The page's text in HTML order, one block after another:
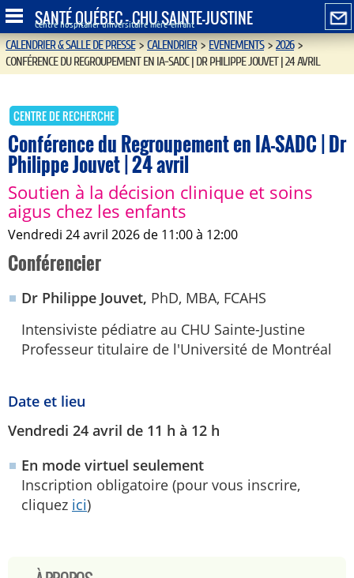
SANTÉ QUÉBEC - CHU SAINTE-JUSTINE
Centre hospitalier universitaire mère-enfant
CALENDRIER & SALLE DE PRESSE>CALENDRIER>EVENEMENTS>2026>
CONFÉRENCE DU REGROUPEMENT EN IA-SADC | DR PHILIPPE JOUVET | 24 AVRIL
CENTRE DE RECHERCHE
Conférence du Regroupement en IA-SADC | Dr
Philippe Jouvet | 24 avril
Soutien à la décision clinique et soins
aigus chez les enfants
vendredi 24 avril 2026 de 11:00 à 12:00
Conférencier
Dr Philippe Jouvet, PhD, MBA, FCAHS
Intensiviste pédiatre au CHU Sainte-Justine
Professeur titulaire de l'Université de Montréal
Date et lieu
Vendredi 24 avril de 11 h à 12 h
En mode virtuel seulement
Inscription obligatoire (pour vous inscrire,
cliquez ici)